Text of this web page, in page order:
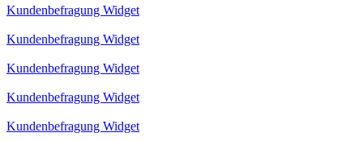
Kundenbefragung Widget
Kundenbefragung Widget
Kundenbefragung Widget
Kundenbefragung Widget
Kundenbefragung Widget